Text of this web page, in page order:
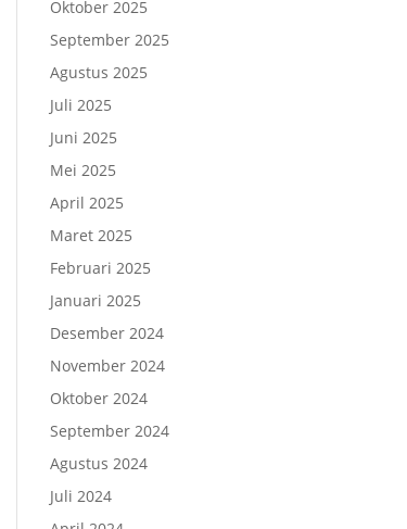
Oktober 2025
September 2025
Agustus 2025
Juli 2025
Juni 2025
Mei 2025
April 2025
Maret 2025
Februari 2025
Januari 2025
Desember 2024
November 2024
Oktober 2024
September 2024
Agustus 2024
Juli 2024